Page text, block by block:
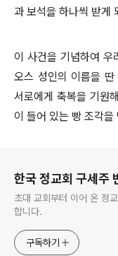
과 보석을 하나씩 받게
이 사건을 기념하여 우
오스 성인의 이름을 딴
서로에게 축복을 기원
이 들어 있는 빵 조각을
한국 정교회 구세주
초대 교회부터 이어 온 정
합니다.
구독하기